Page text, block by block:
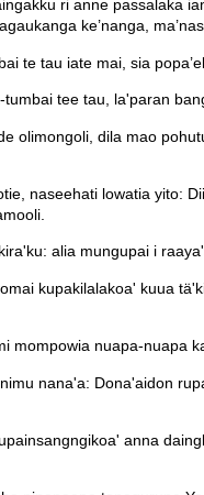
ri anne passalaka
ke’nanga,
te tau iate mai, sia
tee tau, la'paran
olimongoli, dila mao
naseehati lowatia yito:
alia mungupai i
kupakilalakoa' kuua
mompowia nuapa-nuapa
nana'a: Dona'aidon
anna